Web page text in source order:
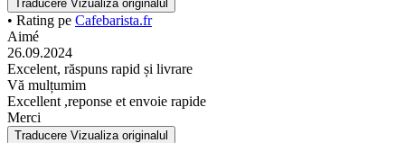
Traducere Vizualiza originalul
• Rating pe Cafebarista.fr
Aimé
26.09.2024
Excelent, răspuns rapid și livrare
Vă mulțumim
Excellent ,reponse et envoie rapide
Merci
Traducere Vizualiza originalul